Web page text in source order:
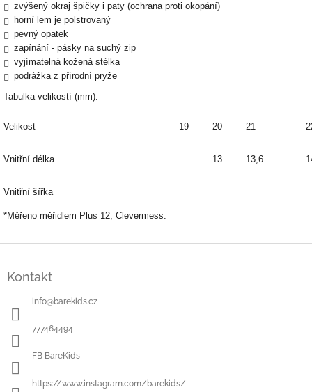
zvýšený okraj špičky i paty (ochrana proti okopání)
horní lem je polstrovaný
pevný opatek
zapínání - pásky na suchý zip
vyjímatelná kožená stélka
podrážka z přírodní pryže
Tabulka velikostí (mm):
Velikost 19 20 21
Vnitřní délka 13 13,6
Vnitřní šířka
*Měřeno měřidlem Plus 12, Clevermess.
Kontakt
info@barekids.cz
777464494
FB BareKids
https://www.instagram.com/barekids/